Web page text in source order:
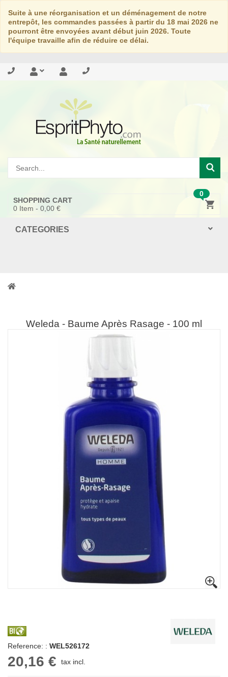
Suite à une réorganisation et un déménagement de notre
entrepôt, les commandes passées à partir du 18 mai 2026 ne
pourront être envoyées avant début juin 2026. Toute
l'équipe travaille afin de réduire ce délai.
0
SHOPPING CART
0 Item - 0,00 €
CATEGORIES
Weleda - Baume Après Rasage - 100 ml
Reference: : WEL526172
20,16 € tax incl.